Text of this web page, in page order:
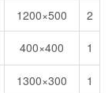
1200×500
2
400×400 1
1300×300 1